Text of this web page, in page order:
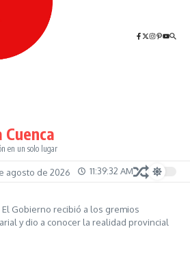
Cuenca
en un solo lugar
agosto de 2026 11:39:32 AM
El Gobierno recibió a los gremios
y dio a conocer la realidad provincial